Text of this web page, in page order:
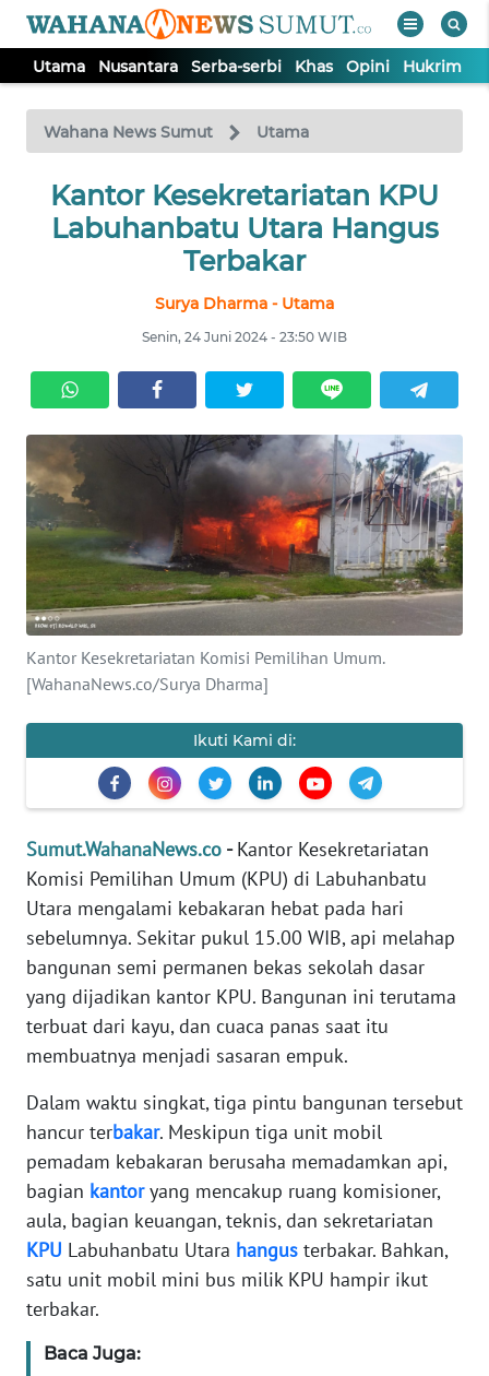
Utama Nusantara Serba-serbi Khas Opini Hukrim
Wahana News Sumut Utama
Kantor Kesekretariatan KPU
Labuhanbatu Utara Hangus
Terbakar
Surya Dharma - Utama
Senin, 24 Juni 2024 - 23:50 WIB
Kantor Kesekretariatan Komisi Pemilihan Umum.
[WahanaNews.co/Surya Dharma]
Ikuti Kami di:
Sumut.WahanaNews.co -Kantor Kesekretariatan
Komisi Pemilihan Umum (KPU) di Labuhanbatu
Utara mengalami kebakaran hebat pada hari
sebelumnya. Sekitar pukul 15.00 WIB, api melahap
bangunan semi permanen bekas sekolah dasar
yang dijadikan kantor KPU. Bangunan ini terutama
terbuat dari kayu, dan cuaca panas saat itu
membuatnya menjadi sasaran empuk.
Dalam waktu singkat, tiga pintu bangunan tersebut
hancur terbakar. Meskipun tiga unit mobil
pemadam kebakaran berusaha memadamkan api,
bagian kantoryang mencakup ruang komisioner,
aula, bagian keuangan, teknis, dan sekretariatan
KPU Labuhanbatu Utara hangus terbakar. Bahkan,
satu unit mobil mini bus milik KPU hampir ikut
terbakar.
Baca Juga:
TV
Tutup
UTAMA
KHAS
OPINI
HUKRIM
PERISTIWA
Informasi
INDEKS
INFO
IKLAN
TENTANG
PEDOMAN
MEDIA
SIBER
REDAKSI
KARIR
DISCLAIMER
Wahana
News